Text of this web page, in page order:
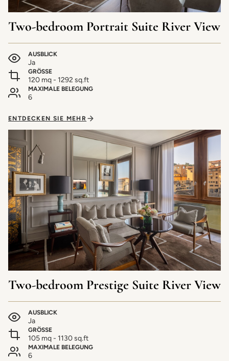
Two-bedroom Portrait Suite River View
AUSBLICK
Ja
GRÖSSE
120 mq - 1292 sq.ft
MAXIMALE BELEGUNG
6
ENTDECKEN SIE MEHR
Two-bedroom Prestige Suite River View
AUSBLICK
Ja
GRÖSSE
105 mq - 1130 sq.ft
MAXIMALE BELEGUNG
6